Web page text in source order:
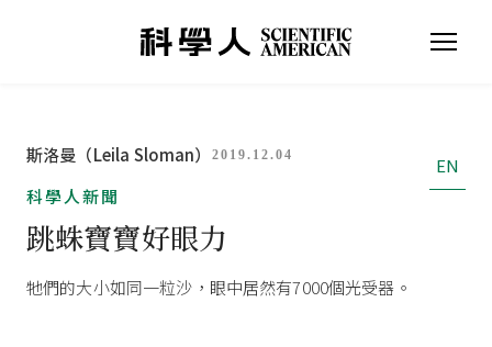
斯洛曼（Leila Sloman） 2019.12.04
EN
科學人新聞
跳蛛寶寶好眼力
牠們的大小如同一粒沙，眼中居然有7000個光受器。